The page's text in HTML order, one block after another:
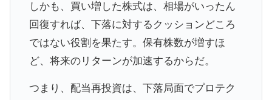
しかも、買い増した株式は、相場がいったん
回復すれば、下落に対するクッションどころ
ではない役割を果たす。保有株数が増すほ
ど、将来のリターンが加速するからだ。
つまり、配当再投資は、下落局面でプロテク